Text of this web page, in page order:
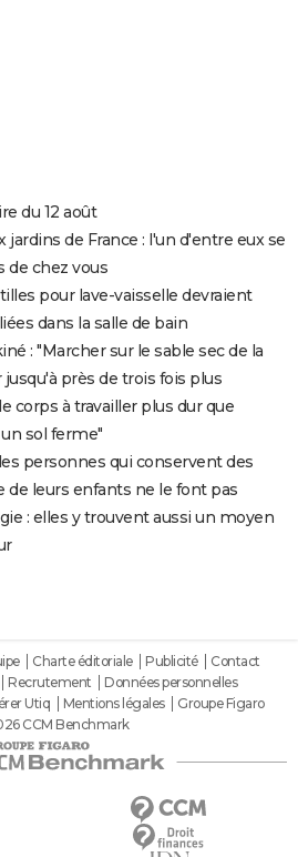
du 12 août
jardins de France : l'un d'entre eux se
de chez vous
pour lave-vaisselle devraient
dans la salle de bain
: "Marcher sur le sable sec de la
près de trois fois plus
corps à travailler plus dur que
sol ferme"
personnes qui conservent des
de leurs enfants ne le font pas
: elles y trouvent aussi un moyen
Charte éditoriale Publicité
Contact
Recrutement
Données personnelles
Utiq Mentions légales
Groupe Figaro
CCM Benchmark